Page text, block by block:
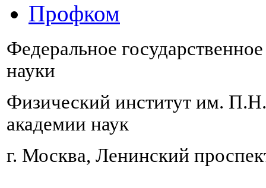
Профком
Федеральное
науки
Физический институт им.
академии наук
г. Москва, Ленинский